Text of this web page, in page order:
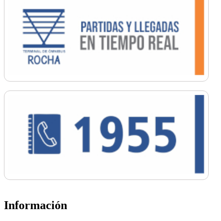
Información